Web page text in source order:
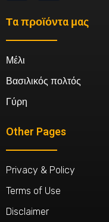
Τα προϊόντα μας
Μέλι
Βασιλικός πολτός
Γύρη
Other Pages
Privacy & Policy
Terms of Use
Disclaimer